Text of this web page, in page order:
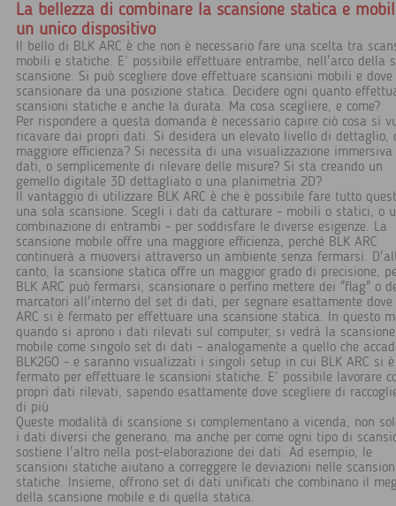
La bellezza di combinare la scansione statica e
un unico dispositivo
Il bello di BLK ARC è che non è necessario fare una scelta tra
mobili e statiche. E’ possibile effettuare entrambe, nell'arco della
scansione. Si può scegliere dove effettuare scansioni mobili e dove
scansionare da una posizione statica. Decidere ogni quanto
scansioni statiche e anche la durata. Ma cosa scegliere, e come?
Per rispondere a questa domanda è necessario capire ciò cosa si
ricavare dai propri dati. Si desidera un elevato livello di dettaglio,
maggiore efficienza? Si necessita di una visualizzazione immersiva
dati, o semplicemente di rilevare delle misure? Si sta creando un
gemello digitale 3D dettagliato o una planimetria 2D?
Il vantaggio di utilizzare BLK ARC è che è possibile fare tutto
una sola scansione. Scegli i dati da catturare - mobili o statici, o
combinazione di entrambi - per soddisfare le diverse esigenze. La
scansione mobile offre una maggiore efficienza, perché BLK ARC
continuerà a muoversi attraverso un ambiente senza fermarsi.
canto, la scansione statica offre un maggior grado di precisione,
BLK ARC può fermarsi, scansionare o perfino mettere dei "flag" o
marcatori all'interno del set di dati, per segnare esattamente dove
ARC si è fermato per effettuare una scansione statica. In questo
quando si aprono i dati rilevati sul computer, si vedrà la scansione
mobile come singolo set di dati - analogamente a quello che
BLK2GO - e saranno visualizzati i singoli setup in cui BLK ARC si è
fermato per effettuare le scansioni statiche. E’ possibile lavorare
propri dati rilevati, sapendo esattamente dove scegliere di
di più
Queste modalità di scansione si complementano a vicenda, non
i dati diversi che generano, ma anche per come ogni tipo di
sostiene l'altro nella post-elaborazione dei dati. Ad esempio, le
scansioni statiche aiutano a correggere le deviazioni nelle
statiche. Insieme, offrono set di dati unificati che combinano il
della scansione mobile e di quella statica.